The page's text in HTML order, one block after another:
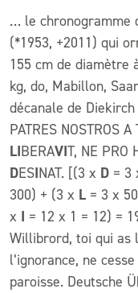
… le chronogramme
(*1953, +2011) qui
155 cm de diamètre
kg, do, Mabillon,
décanale de
PATRES NOSTROS A
LIBERAVIT, NE PRO
DESINAT. [(3 x D = 3
300) + (3 x L = 3 x
x I = 12 x 1 = 12) =
Willibrord, toi qui as
l’ignorance, ne
paroisse. Deutsche